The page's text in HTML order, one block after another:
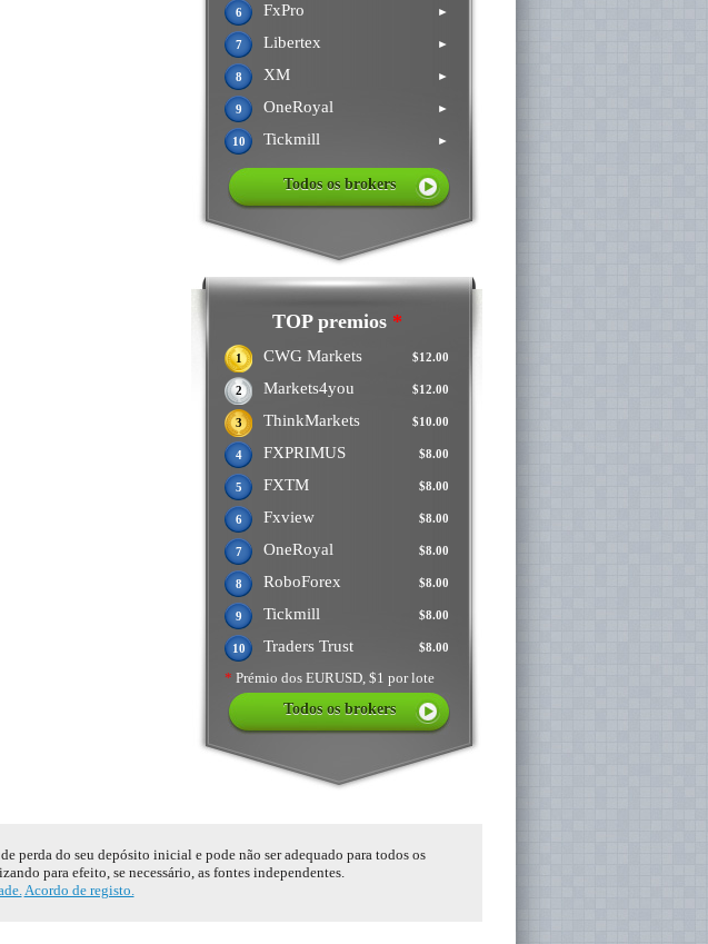
6 FxPro ►
7 Libertex ►
8 XM ►
9 OneRoyal ►
10 Tickmill ►
Todos os brokers
TOP premios *
$12.00
1 CWG Markets
$12.00
2 Markets4you
$10.00
3 ThinkMarkets
$8.00
4 FXPRIMUS
$8.00
5 FXTM
$8.00
6 Fxview
$8.00
7 OneRoyal
$8.00
8 RoboForex
$8.00
9 Tickmill
$8.00
10 Traders Trust
* Prémio dos EURUSD, $1 por lote
Todos os brokers
perda do seu depósito inicial e pode não ser adequado para todos os
para efeito, se necessário, as fontes independentes.
Acordo de registo.